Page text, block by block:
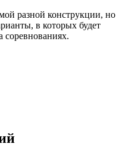
разной конструкции, но
в которых будет
соревнованиях.